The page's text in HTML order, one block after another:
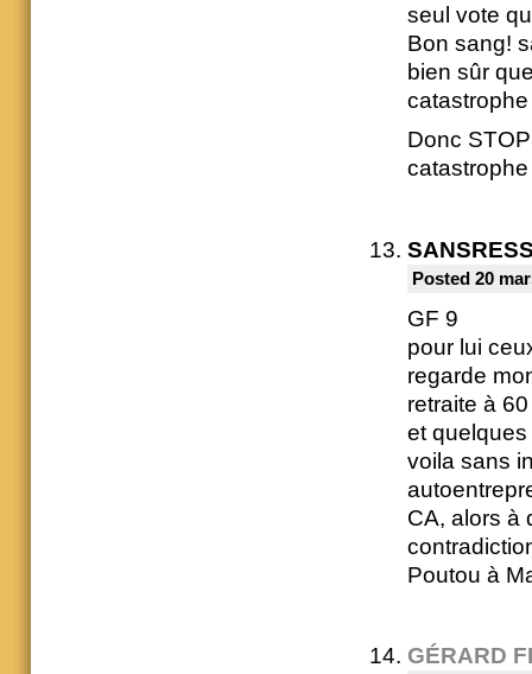
seul vote
Bon sang!
bien sûr
Donc
Posted 20
GF 9
pour lui
regarde
retraite à
et
voila sans
CA, alors à
Poutou à
GÉRARD